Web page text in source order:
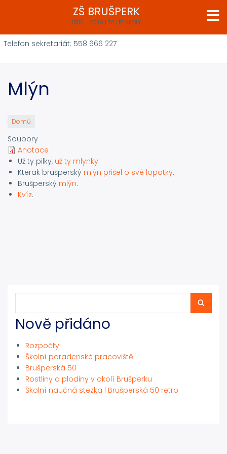
obsahu
ZŠ BRUŠPERK
1950 – 2020 | 70 LET ŠKOLY
Telefon sekretariát: 558 666 227
Mlýn
Domů
Soubory
Anotace
Už ty pilky, už ty mlynky.
Kterak brušperský mlýn přišel o své lopatky.
Brušperský mlýn.
Kvíz.
Nově přidáno
Rozpočty
Školní poradenské pracoviště
Brušperská 50
Rostliny a plodiny v okolí Brušperku
Školní naučná stezka | Brušperská 50 retro